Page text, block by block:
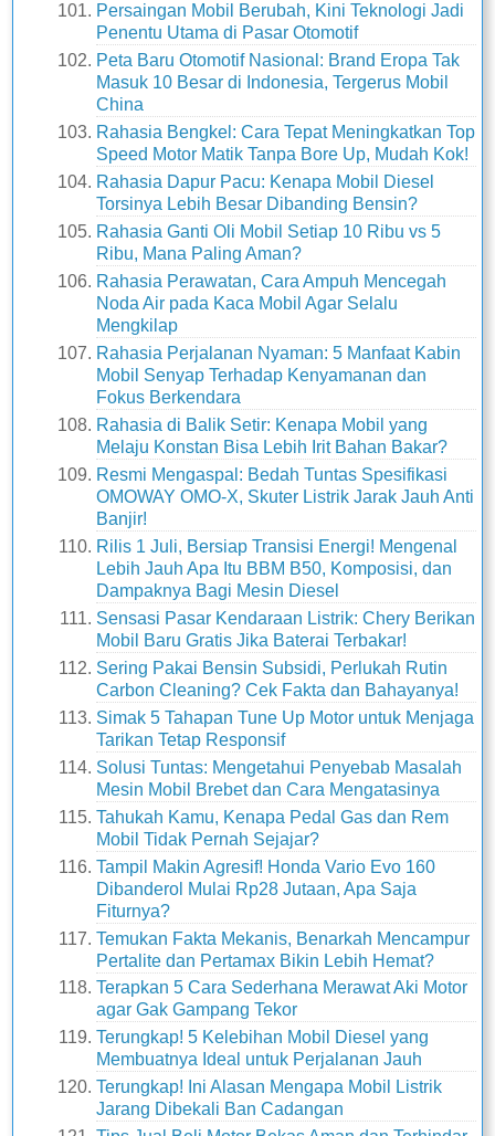
Persaingan Mobil Berubah, Kini Teknologi Jadi
Penentu Utama di Pasar Otomotif
Peta Baru Otomotif Nasional: Brand Eropa Tak
Masuk 10 Besar di Indonesia, Tergerus Mobil
China
Rahasia Bengkel: Cara Tepat Meningkatkan Top
Speed Motor Matik Tanpa Bore Up, Mudah Kok!
Rahasia Dapur Pacu: Kenapa Mobil Diesel
Torsinya Lebih Besar Dibanding Bensin?
Rahasia Ganti Oli Mobil Setiap 10 Ribu vs 5
Ribu, Mana Paling Aman?
Rahasia Perawatan, Cara Ampuh Mencegah
Noda Air pada Kaca Mobil Agar Selalu
Mengkilap
Rahasia Perjalanan Nyaman: 5 Manfaat Kabin
Mobil Senyap Terhadap Kenyamanan dan
Fokus Berkendara
Rahasia di Balik Setir: Kenapa Mobil yang
Melaju Konstan Bisa Lebih Irit Bahan Bakar?
Resmi Mengaspal: Bedah Tuntas Spesifikasi
OMOWAY OMO-X, Skuter Listrik Jarak Jauh Anti
Banjir!
Rilis 1 Juli, Bersiap Transisi Energi! Mengenal
Lebih Jauh Apa Itu BBM B50, Komposisi, dan
Dampaknya Bagi Mesin Diesel
Sensasi Pasar Kendaraan Listrik: Chery Berikan
Mobil Baru Gratis Jika Baterai Terbakar!
Sering Pakai Bensin Subsidi, Perlukah Rutin
Carbon Cleaning? Cek Fakta dan Bahayanya!
Simak 5 Tahapan Tune Up Motor untuk Menjaga
Tarikan Tetap Responsif
Solusi Tuntas: Mengetahui Penyebab Masalah
Mesin Mobil Brebet dan Cara Mengatasinya
Tahukah Kamu, Kenapa Pedal Gas dan Rem
Mobil Tidak Pernah Sejajar?
Tampil Makin Agresif! Honda Vario Evo 160
Dibanderol Mulai Rp28 Jutaan, Apa Saja
Fiturnya?
Temukan Fakta Mekanis, Benarkah Mencampur
Pertalite dan Pertamax Bikin Lebih Hemat?
Terapkan 5 Cara Sederhana Merawat Aki Motor
agar Gak Gampang Tekor
Terungkap! 5 Kelebihan Mobil Diesel yang
Membuatnya Ideal untuk Perjalanan Jauh
Terungkap! Ini Alasan Mengapa Mobil Listrik
Jarang Dibekali Ban Cadangan